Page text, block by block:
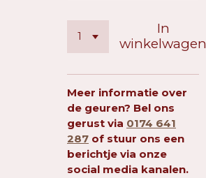
In
Meer informatie over
de geuren? Bel ons
gerust via 0174 641
287 of stuur ons een
berichtje via onze
social media kanalen.